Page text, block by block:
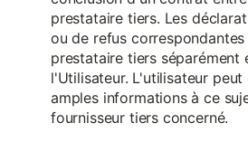
prestataire tiers. Les
ou de refus
prestataire tiers séparément
l'Utilisateur. L'utilisateur
amples informations à ce
fournisseur tiers concerné.